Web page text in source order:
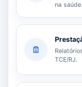
na saúde.
TCE/RJ.